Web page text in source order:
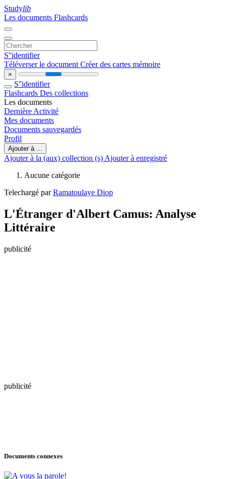
Studylib
Les documents Flashcards
S''identifier
Téléverser le document Créer des cartes mémoire
×
S''identifier
Flashcards Des collections
Les documents
Dernière Activité
Mes documents
Documents sauvegardés
Profil
Ajouter à ...
Ajouter à la (aux) collection (s) Ajouter à enregistré
Aucune catégorie
Telechargé parRamatoulaye Diop
L'Étranger d'Albert Camus: Analyse
Littéraire
publicité
publicité
Documents connexes